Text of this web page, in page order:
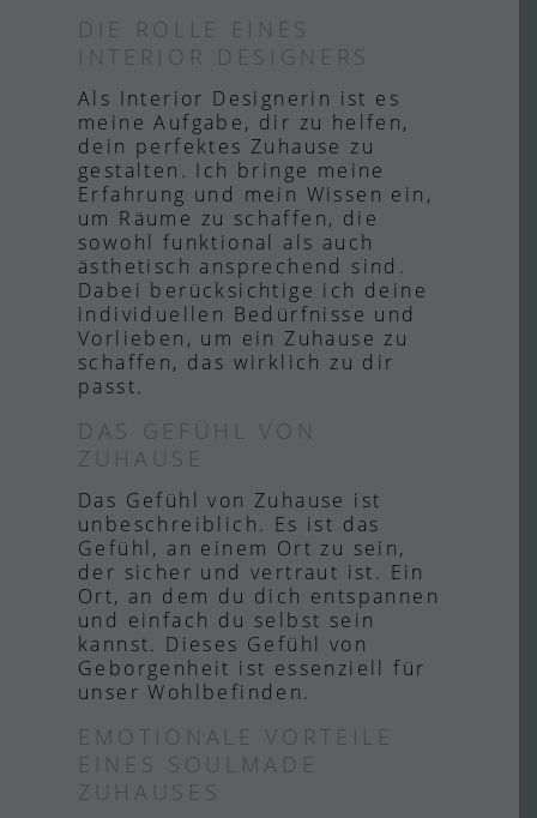
DIE ROLLE EINES
INTERIOR DESIGNERS
Als Interior Designerin ist es
meine Aufgabe, dir zu helfen,
dein perfektes Zuhause zu
gestalten. Ich bringe meine
Erfahrung und mein Wissen ein,
um Räume zu schaffen, die
sowohl funktional als auch
ästhetisch ansprechend sind.
Dabei berücksichtige ich deine
individuellen Bedürfnisse und
Vorlieben, um ein Zuhause zu
schaffen, das wirklich zu dir
passt.
DAS GEFÜHL VON
ZUHAUSE
Das Gefühl von Zuhause ist
unbeschreiblich. Es ist das
Gefühl, an einem Ort zu sein,
der sicher und vertraut ist. Ein
Ort, an dem du dich entspannen
und einfach du selbst sein
kannst. Dieses Gefühl von
Geborgenheit ist essenziell für
unser Wohlbefinden.
EMOTIONALE VORTEILE
EINES SOULMADE
ZUHAUSES